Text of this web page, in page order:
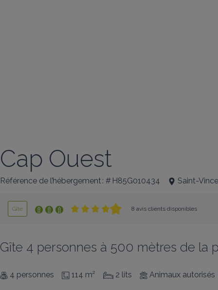
Cap Ouest
Référence de l’hébergement : # H85G010434 Saint-
Gîte 8 avis clients disponibles
Gîte 4 personnes à 500 mètres de la
4 personnes 114 m² 2 lits Animaux autorisés